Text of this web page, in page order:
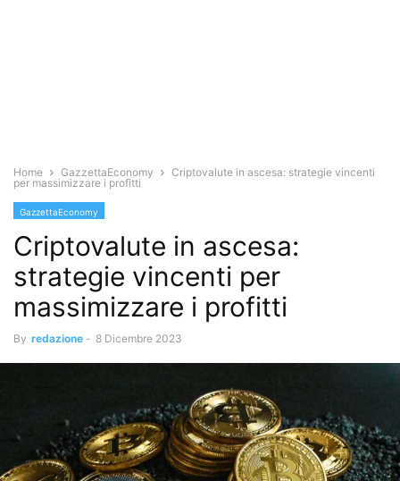
Home GazzettaEconomy
Criptovalute in ascesa: strategie vincenti
per massimizzare i profitti
GazzettaEconomy
Criptovalute in ascesa:
strategie vincenti per
massimizzare i profitti
By redazione - 8 Dicembre 2023